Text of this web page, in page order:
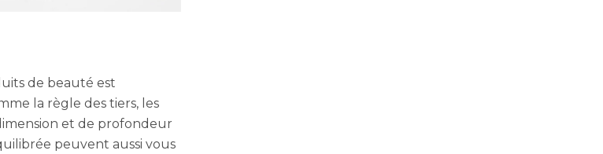
de beauté est
la règle des tiers, les
et de profondeur
peuvent aussi vous